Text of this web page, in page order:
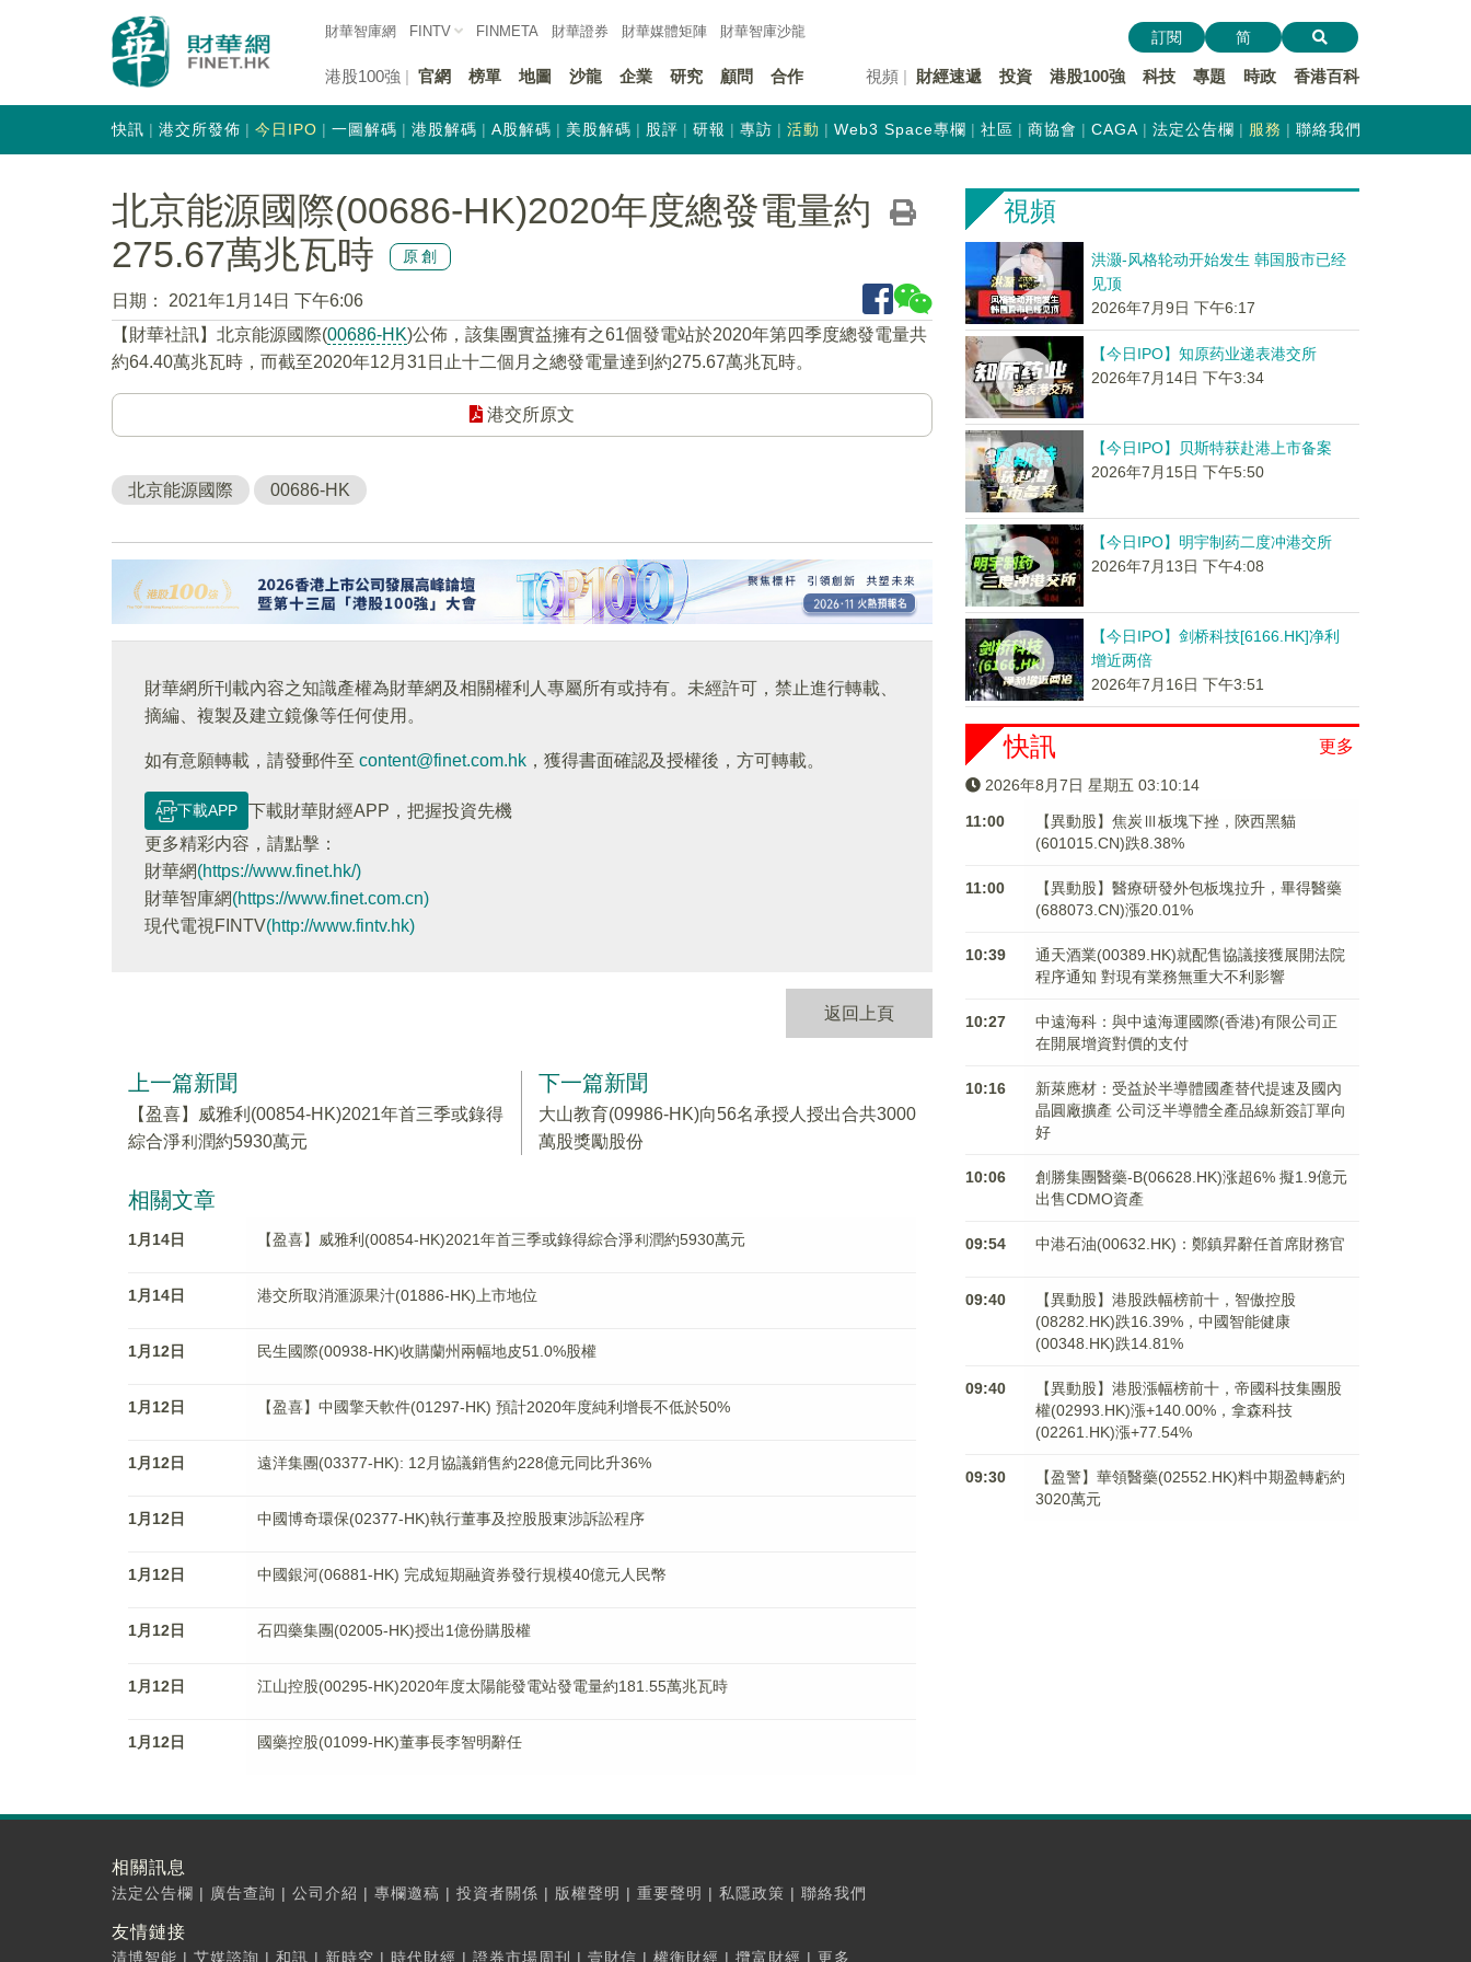
財華智庫網 FINTV FINMETA 財華證券 財華媒體矩陣 財華智庫沙龍
港股100強 官網 榜單 地圖 沙龍 企業 研究 顧問 合作 視頻 財經速遞 投資 港股100強 科技 專題 時政 香港百科
訂閱 简
快訊 港交所發佈 今日IPO 一圖解碼 港股解碼 A股解碼 美股解碼 股評 研報 專訪 活動 Web3 Space專欄 社區 商協會 CAGA 法定公告欄 服務 聯絡我們
北京能源國際(00686-HK)2020年度總發電量約
275.67萬兆瓦時
原創
日期：
2021年1月14日 下午6:06
【財華社訊】北京能源國際(00686-HK)公佈，該集團實益擁有之61個發電站於2020年第四季度總發電量共
約64.40萬兆瓦時，而截至2020年12月31日止十二個月之總發電量達到約275.67萬兆瓦時。
港交所原文
北京能源國際 00686-HK
財華網所刊載內容之知識產權為財華網及相關權利人專屬所有或持有。未經許可，禁止進行轉載、
摘編、複製及建立鏡像等任何使用。
如有意願轉載，請發郵件至 content@finet.com.hk ，獲得書面確認及授權後，方可轉載。
下載APP
下載財華財經APP，把握投資先機
更多精彩内容，請點擊：
財華網(https://www.finet.hk/)
財華智庫網(https://www.finet.com.cn)
現代電視FINTV(http://www.fintv.hk)
返回上頁
上一篇新聞
【盈喜】威雅利(00854-HK)2021年首三季或錄得
綜合淨利潤約5930萬元
下一篇新聞
大山教育(09986-HK)向56名承授人授出合共3000
萬股獎勵股份
相關文章
1月14日 【盈喜】威雅利(00854-HK)2021年首三季或錄得綜合淨利潤約5930萬元
1月14日 港交所取消滙源果汁(01886-HK)上市地位
1月12日 民生國際(00938-HK)收購蘭州兩幅地皮51.0%股權
1月12日 【盈喜】中國擎天軟件(01297-HK) 預計2020年度純利增長不低於50%
1月12日 遠洋集團(03377-HK): 12月協議銷售約228億元同比升36%
1月12日 中國博奇環保(02377-HK)執行董事及控股股東涉訴訟程序
1月12日 中國銀河(06881-HK) 完成短期融資券發行規模40億元人民幣
1月12日 石四藥集團(02005-HK)授出1億份購股權
1月12日 江山控股(00295-HK)2020年度太陽能發電站發電量約181.55萬兆瓦時
1月12日 國藥控股(01099-HK)董事長李智明辭任
視頻
洪灏-风格轮动开始发生 韩国股市已经
见顶
2026年7月9日 下午6:17
【今日IPO】知原药业递表港交所
2026年7月14日 下午3:34
【今日IPO】贝斯特获赴港上市备案
2026年7月15日 下午5:50
【今日IPO】明宇制药二度冲港交所
2026年7月13日 下午4:08
【今日IPO】剑桥科技[6166.HK]净利
增近两倍
2026年7月16日 下午3:51
更多
快訊
2026年8月7日 星期五 03:10:15
11:00
【異動股】焦炭Ⅲ板塊下挫，陝西黑貓
(601015.CN)跌8.38%
11:00
【異動股】醫療研發外包板塊拉升，畢得醫藥
(688073.CN)漲20.01%
10:39
通天酒業(00389.HK)就配售協議接獲展開法院
程序通知 對現有業務無重大不利影響
10:27
中遠海科：與中遠海運國際(香港)有限公司正
在開展增資對價的支付
10:16
新萊應材：受益於半導體國產替代提速及國內
晶圓廠擴產 公司泛半導體全產品線新簽訂單向
好
10:06
創勝集團醫藥-B(06628.HK)涨超6% 擬1.9億元
出售CDMO資產
09:54 中港石油(00632.HK)：鄭鎮昇辭任首席財務官
09:40
【異動股】港股跌幅榜前十，智傲控股
(08282.HK)跌16.39%，中國智能健康
(00348.HK)跌14.81%
09:40
【異動股】港股漲幅榜前十，帝國科技集團股
權(02993.HK)漲+140.00%，拿森科技
(02261.HK)漲+77.54%
09:30
【盈警】華領醫藥(02552.HK)料中期盈轉虧約
3020萬元
相關訊息
法定公告欄 | 廣告查詢 | 公司介紹 | 專欄邀稿 | 投資者關係 | 版權聲明 | 重要聲明 | 私隱政策 | 聯絡我們
友情鏈接
清博智能 | 艾媒諮詢 | 和訊 | 新時空 | 時代財經 | 證券市場周刊 | 壹財信 | 權衡財經 | 攬富財經 | 更多...